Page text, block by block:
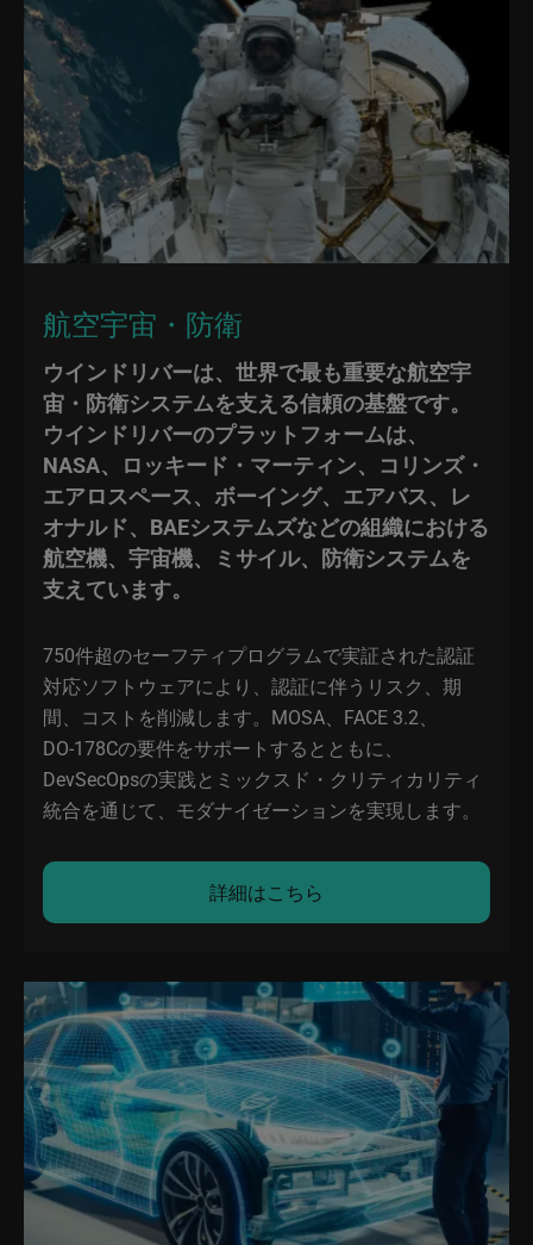
航空宇宙・防衛
ウインドリバーは、世界で最も重要な航空宇
宙・防衛システムを支える信頼の基盤です。
ウインドリバーのプラットフォームは、
NASA、ロッキード・マーティン、コリンズ・
エアロスペース、ボーイング、エアバス、レ
オナルド、BAEシステムズなどの組織における
航空機、宇宙機、ミサイル、防衛システムを
支えています。
750件超のセーフティプログラムで実証された認証
対応ソフトウェアにより、認証に伴うリスク、期
間、コストを削減します。MOSA、FACE 3.2、
DO‑178Cの要件をサポートするとともに、
DevSecOpsの実践とミックスド・クリティカリティ
統合を通じて、モダナイゼーションを実現します。
詳細はこちら